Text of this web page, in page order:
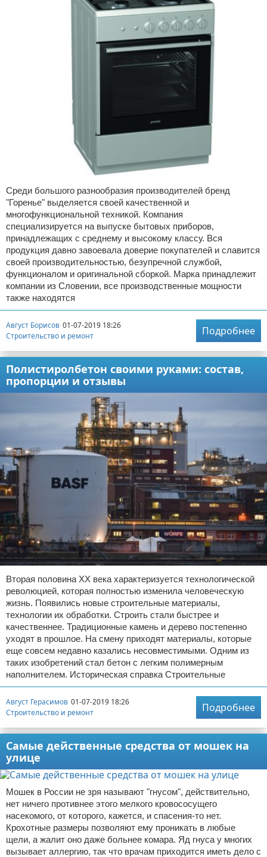
Среди большого разнообразия производителей бренд
"Горенье" выделяется своей качественной и
многофункциональной техникой. Компания
специализируется на выпуске бытовых приборов,
принадлежащих с среднему и высокому классу. Вся
продукция давно завоевала доверие покупателей и славится
своей производительностью, безупречной службой,
функционалом и оригинальной сборкой. Марка принадлежит
компании из Словении, все производственные мощности
также находятся
Август Борисов 01-07-2019 18:26
Строительство и ремонт
Подробнее
Полистиролбетон своими руками: состав,
пропорции и отзывы
Вторая половина XX века характеризуется технологической
революцией, которая полностью изменила человеческую
жизнь. Появились новые строительные материалы,
технологии их обработки. Строить стали быстрее и
качественнее. Традиционные камень и дерево постепенно
уходят в прошлое. На смену приходят материалы, которые
еще совсем недавно казались несовместимыми. Одним из
таких изобретений стал бетон с легким полимерным
наполнителем. Историческая справка Строительные
Август Герасимов 01-07-2019 18:26
Строительство и ремонт
Подробнее
Самые действенные средства от мошек на
улице
Мошек в России не зря называют "гнусом", действительно,
нет ничего противнее этого мелкого кровососущего
насекомого, от которого, кажется, и спасения-то нет.
Крохотные размеры позволяют ему проникать в любые
щели, а жалит оно даже больнее комара. Яд гнуса у многих
вызывает аллергию, так что врачам приходится иметь дело с